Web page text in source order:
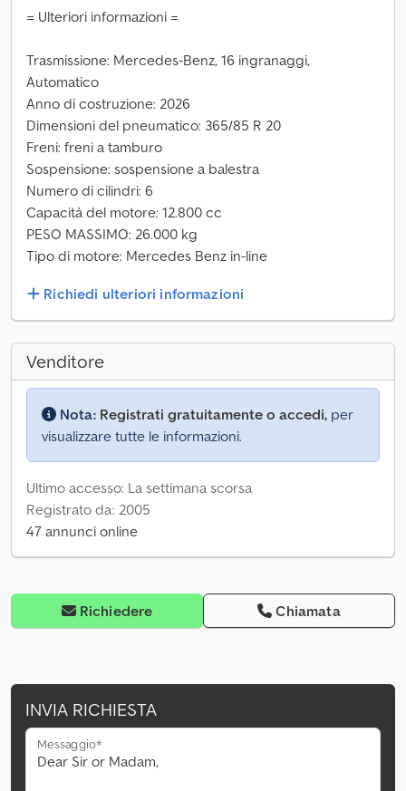
= Ulteriori informazioni =
Trasmissione: Mercedes-Benz, 16 ingranaggi,
Automatico
Anno di costruzione: 2026
Dimensioni del pneumatico: 365/85 R 20
Freni: freni a tamburo
Sospensione: sospensione a balestra
Numero di cilindri: 6
Capacità del motore: 12.800 cc
PESO MASSIMO: 26.000 kg
Tipo di motore: Mercedes Benz in-line
Richiedi ulteriori informazioni
Venditore
Nota: Registrati gratuitamente o accedi, per
visualizzare tutte le informazioni.
Ultimo accesso: La settimana scorsa
Registrato da: 2005
47 annunci online
Richiedere Chiamata
INVIA RICHIESTA
Messaggio*